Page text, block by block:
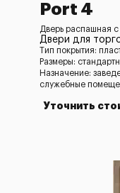
Port 4
Дверь распашная
Двери для
Тип покрытия:
Размеры:
Назначение:
служебные
Уточнить